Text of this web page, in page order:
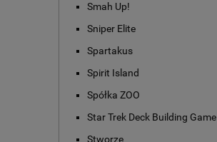
Smah Up!
Sniper Elite
Spartakus
Spirit Island
Spółka ZOO
Star Trek Deck Building Game
Stworze